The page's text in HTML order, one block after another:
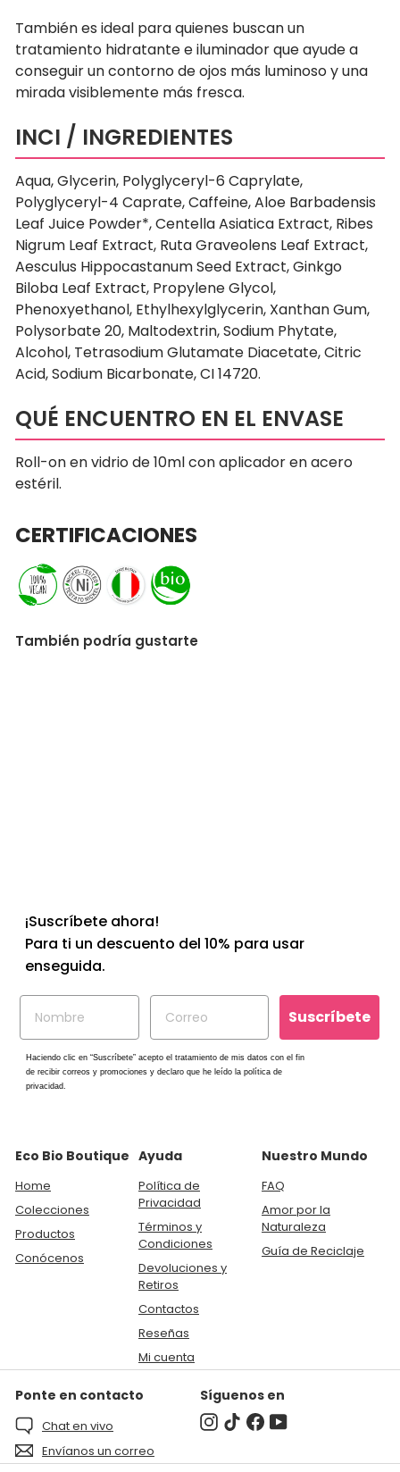
También es ideal para quienes buscan un
tratamiento hidratante e iluminador que ayude a
conseguir un contorno de ojos más luminoso y una
mirada visiblemente más fresca.
INCI / INGREDIENTES
Aqua, Glycerin, Polyglyceryl-6 Caprylate,
Polyglyceryl-4 Caprate, Caffeine, Aloe Barbadensis
Leaf Juice Powder*, Centella Asiatica Extract, Ribes
Nigrum Leaf Extract, Ruta Graveolens Leaf Extract,
Aesculus Hippocastanum Seed Extract, Ginkgo
Biloba Leaf Extract, Propylene Glycol,
Phenoxyethanol, Ethylhexylglycerin, Xanthan Gum,
Polysorbate 20, Maltodextrin, Sodium Phytate,
Alcohol, Tetrasodium Glutamate Diacetate, Citric
Acid, Sodium Bicarbonate, CI 14720.
QUÉ ENCUENTRO EN EL ENVASE
Roll-on en vidrio de 10ml con aplicador en acero
estéril.
CERTIFICACIONES
También podría gustarte
¡Suscríbete ahora!
Para ti un descuento del 10% para usar
enseguida.
Suscríbete
Haciendo clic en “Suscríbete” acepto el tratamiento de mis datos con el fin
de recibir correos y promociones y declaro que he leído la política de
privacidad.
Eco Bio Boutique
Home
Colecciones
Productos
Conócenos
Ayuda
Política de
Privacidad
Términos y
Condiciones
Devoluciones y
Retiros
Contactos
Reseñas
Mi cuenta
Nuestro Mundo
FAQ
Amor por la
Naturaleza
Guía de Reciclaje
Ponte en contacto
Chat en vivo
Envíanos un correo
Síguenos en
Instagram
TikTokFacebook
YouTube